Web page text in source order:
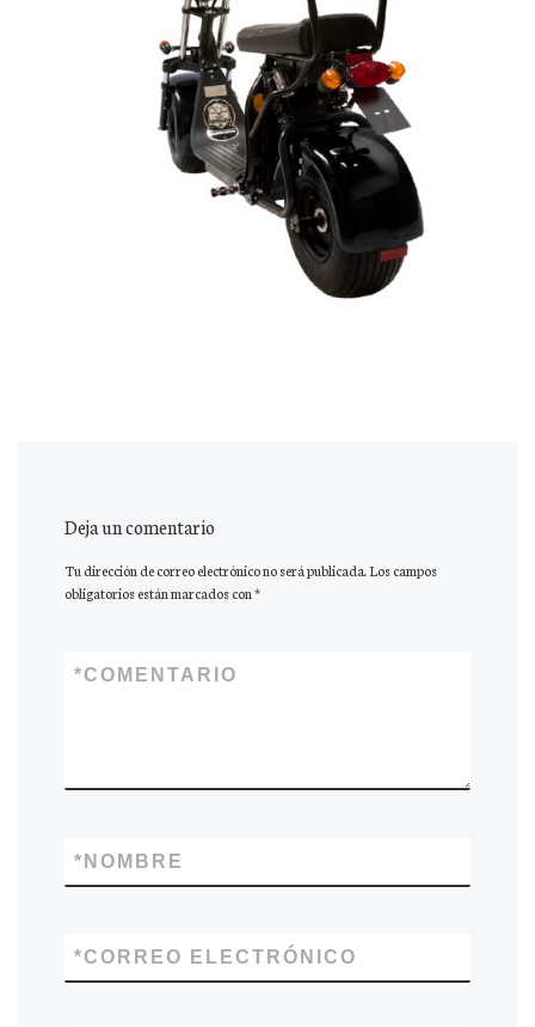
Deja un comentario
Tu dirección de correo electrónico no será publicada.Los campos
obligatorios están marcados con*
COMENTARIO
*
NOMBRE
*
CORREO ELECTRÓNICO
*